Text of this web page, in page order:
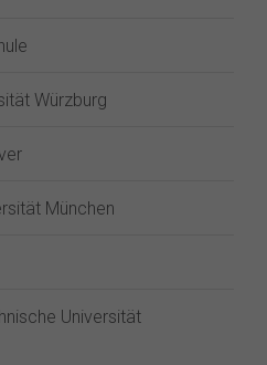
Würzburg
München
Universität